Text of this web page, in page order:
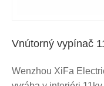
Vnútorný vypínač
Wenzhou XiFa